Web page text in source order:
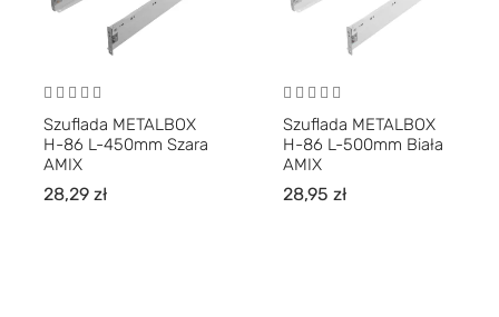
Szuflada METALBOX
H-86 L-450mm Szara
AMIX
28,29 zł
Szuflada METALBOX
H-86 L-500mm Biała
AMIX
28,95 zł